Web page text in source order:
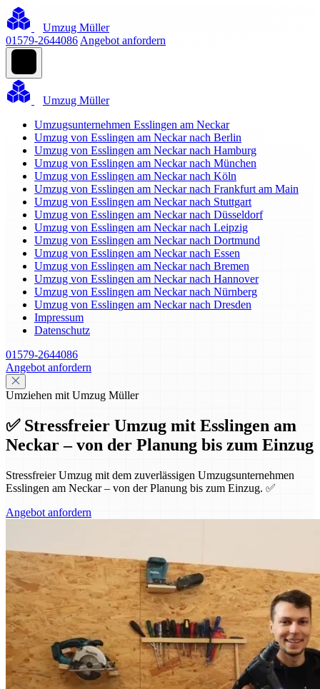
Umzug Müller
01579-2644086 Angebot anfordern
Umzug Müller
Umzugsunternehmen Esslingen am Neckar
Umzug von Esslingen am Neckar nach Berlin
Umzug von Esslingen am Neckar nach Hamburg
Umzug von Esslingen am Neckar nach München
Umzug von Esslingen am Neckar nach Köln
Umzug von Esslingen am Neckar nach Frankfurt am Main
Umzug von Esslingen am Neckar nach Stuttgart
Umzug von Esslingen am Neckar nach Düsseldorf
Umzug von Esslingen am Neckar nach Leipzig
Umzug von Esslingen am Neckar nach Dortmund
Umzug von Esslingen am Neckar nach Essen
Umzug von Esslingen am Neckar nach Bremen
Umzug von Esslingen am Neckar nach Hannover
Umzug von Esslingen am Neckar nach Nürnberg
Umzug von Esslingen am Neckar nach Dresden
Impressum
Datenschutz
01579-2644086
Angebot anfordern
Umziehen mit Umzug Müller
✅ Stressfreier Umzug mit Esslingen am
Neckar – von der Planung bis zum Einzug
Stressfreier Umzug mit dem zuverlässigen Umzugsunternehmen
Esslingen am Neckar – von der Planung bis zum Einzug. ✅
Angebot anfordern